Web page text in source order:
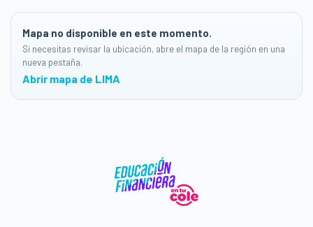
Mapa no disponible en este momento.
Si necesitas revisar la ubicación, abre el mapa de la región en una
nueva pestaña.
Abrir mapa de LIMA